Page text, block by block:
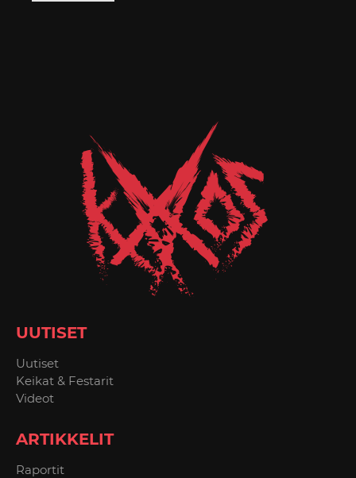
UUTISET
Uutiset
Keikat & Festarit
Videot
ARTIKKELIT
Raportit